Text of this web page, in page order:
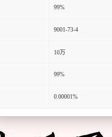
99%
9001-73-4
10万
99%
0.00001%